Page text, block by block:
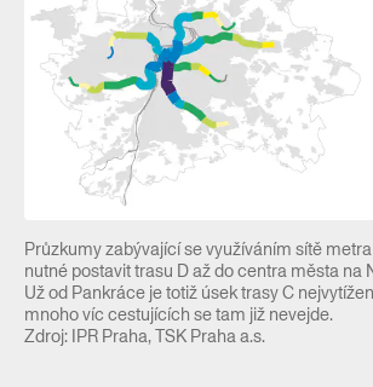
Průzkumy zabývající se využíváním sítě
nutné postavit trasu D až do centra města na
Už od Pankráce je totiž úsek trasy C
mnoho víc cestujících se tam již nevejde.
Zdroj: IPR Praha, TSK Praha a.s.